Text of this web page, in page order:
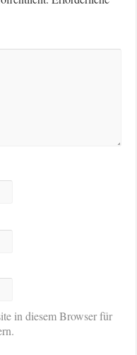
in diesem Browser für